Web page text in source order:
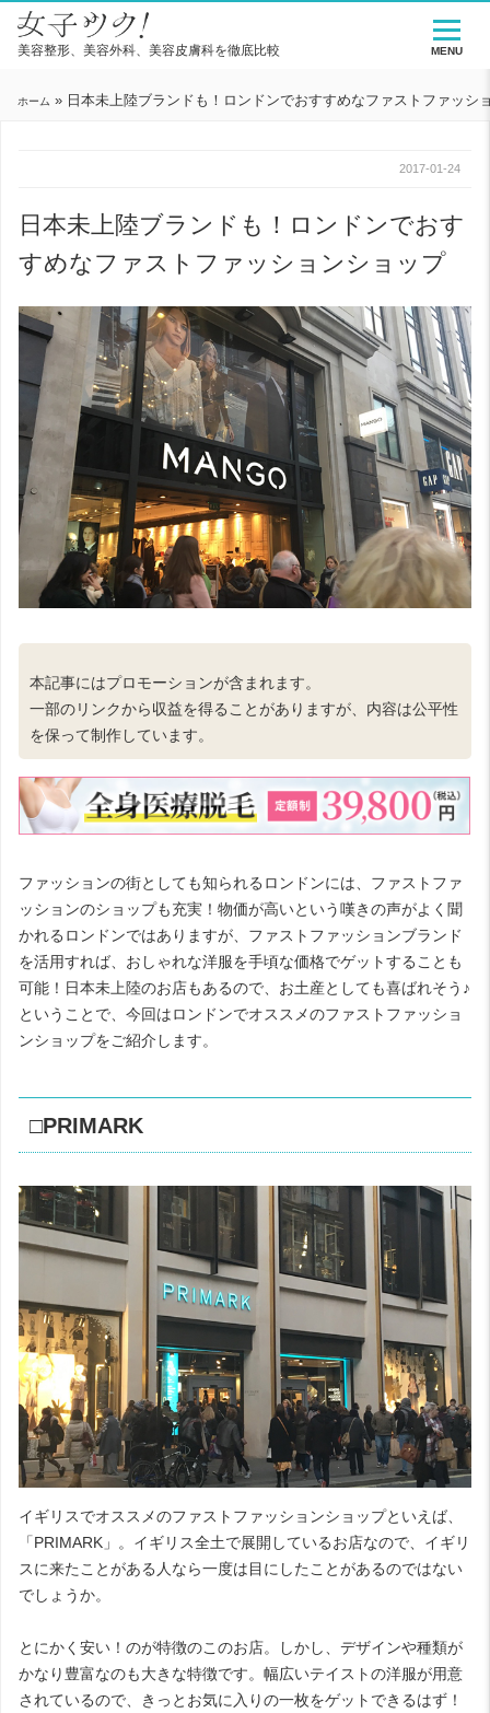
美容整形、美容外科、美容皮膚科を徹底比較
ホーム » 日本未上陸ブランドも！ロンドンでおすすめなファストファッシ
2017-01-24
日本未上陸ブランドも！ロンドンでおす
すめなファストファッションショップ
本記事にはプロモーションが含まれます。
一部のリンクから収益を得ることがありますが、内容は公平性
を保って制作しています。
ファッションの街としても知られるロンドンには、ファストファ
ッションのショップも充実！物価が高いという嘆きの声がよく聞
かれるロンドンではありますが、ファストファッションブランド
を活用すれば、おしゃれな洋服を手頃な価格でゲットすることも
可能！日本未上陸のお店もあるので、お土産としても喜ばれそう♪
ということで、今回はロンドンでオススメのファストファッショ
ンショップをご紹介します。
□PRIMARK
イギリスでオススメのファストファッションショップといえば、
「PRIMARK」。イギリス全土で展開しているお店なので、イギリ
スに来たことがある人なら一度は目にしたことがあるのではない
でしょうか。
とにかく安い！のが特徴のこのお店。しかし、デザインや種類が
かなり豊富なのも大きな特徴です。幅広いテイストの洋服が用意
されているので、きっとお気に入りの一枚をゲットできるはず！
MENU